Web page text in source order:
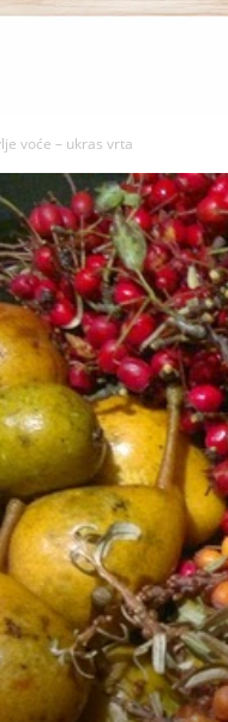
voće – ukras vrta